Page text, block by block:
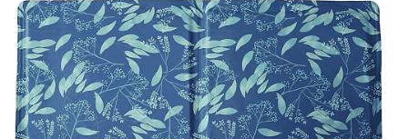
je
0,0
hvězdiček.